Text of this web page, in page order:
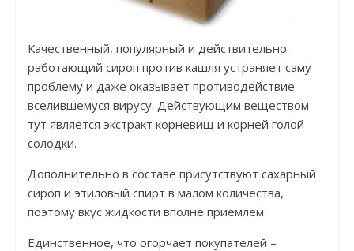
Качественный, популярный и действительно
работающий сироп против кашля устраняет саму
проблему и даже оказывает противодействие
вселившемуся вирусу. Действующим веществом
тут является экстракт корневищ и корней голой
солодки.
Дополнительно в составе присутствуют сахарный
сироп и этиловый спирт в малом количества,
поэтому вкус жидкости вполне приемлем.
Единственное, что огорчает покупателей –